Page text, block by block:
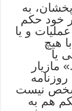
به
خود حکم
و یا
هیچ
یا
مازیار
نیست
هم به